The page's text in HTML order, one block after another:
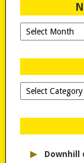
Ngeblog
Sejak
Dipilih-
dipilih..
▸ Downhill